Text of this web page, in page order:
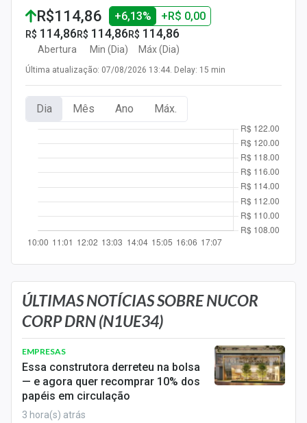
Últimas Notícias
Newsletters
Cotações
Comprar ou vender?
Carteiras Recomendadas
Central de Dividendos
Central de Fundos Imobiliários
Central dos IPOs
Renda Fixa
Finanças Pessoais
Mercados
Economia
Empresas
Brasil
R$114,86 +6,13% +R$ 0,00
R$ 114,86
Abertura
R$ 114,86
Min (Dia)
R$ 114,86
Máx (Dia)
Última atualização: 07/08/2026 13:44. Delay: 15 min
Dia Mês Ano Máx.
ÚLTIMAS NOTÍCIAS SOBRE NUCOR
CORP DRN (N1UE34)
EMPRESAS
Essa construtora derreteu na bolsa
— e agora quer recomprar 10% dos
papéis em circulação
3 hora(s) atrás